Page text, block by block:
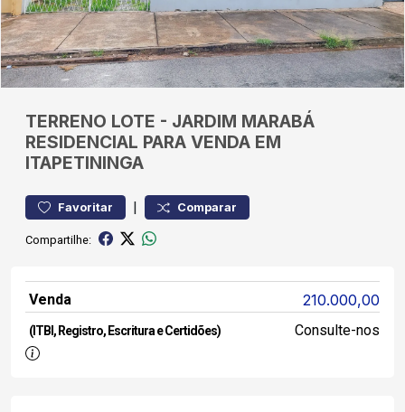
TERRENO LOTE - JARDIM MARABÁ
RESIDENCIAL PARA VENDA EM
ITAPETININGA
Favoritar | Comparar
Compartilhe:
Venda 210.000,00
(ITBI, Registro, Escritura e Certidões) Consulte-nos